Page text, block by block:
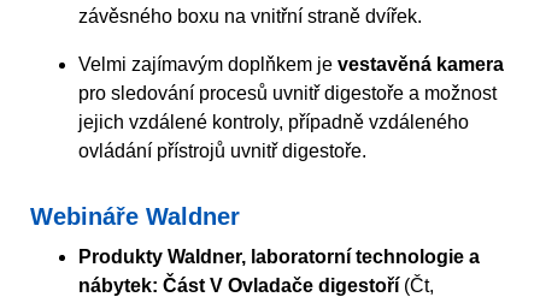
závěsného boxu na vnitřní straně dvířek.
Velmi zajímavým doplňkem je vestavěná kamera
pro sledování procesů uvnitř digestoře a možnost
jejich vzdálené kontroly, případně vzdáleného
ovládání přístrojů uvnitř digestoře.
Webináře Waldner
Produkty Waldner, laboratorní technologie a
nábytek: Část V Ovladače digestoří (Čt,